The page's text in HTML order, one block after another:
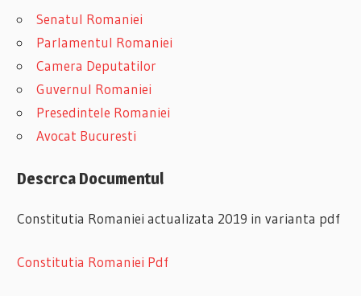
Senatul Romaniei
Parlamentul Romaniei
Camera Deputatilor
Guvernul Romaniei
Presedintele Romaniei
Avocat Bucuresti
Descrca Documentul
Constitutia Romaniei actualizata 2019 in varianta pdf
Constitutia Romaniei Pdf